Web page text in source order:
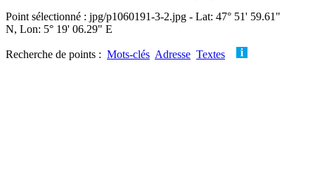
Point sélectionné : jpg/p1060191-3-2.jpg - Lat: 47° 51' 59.61"
N, Lon: 5° 19' 06.29" E
Recherche de points : Mots-clés Adresse Textes